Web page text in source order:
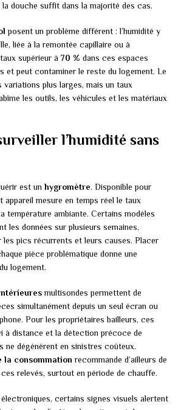
douche suffit dans la majorité des cas.
posent un problème différent : l’humidité y
liée à la remontée capillaire ou à
supérieur à 70 % dans ces espaces
et peut contaminer le reste du logement. Le
variations plus larges, mais un taux
les outils, les véhicules et les matériaux
l’humidité sans
est unhygromètre. Disponible pour
appareil mesure en temps réel le taux
température ambiante. Certains modèles
les données sur plusieurs semaines,
les pics récurrents et leurs causes. Placer
pièce problématique donne une
logement.
multisondes permettent de
simultanément depuis un seul écran ou
Pour les propriétaires bailleurs, ces
à distance et la détection précoce de
ne dégénèrent en sinistres coûteux.
la consommation recommande d’ailleurs de
relevés, surtout en période de chauffe.
certains signes visuels alertent